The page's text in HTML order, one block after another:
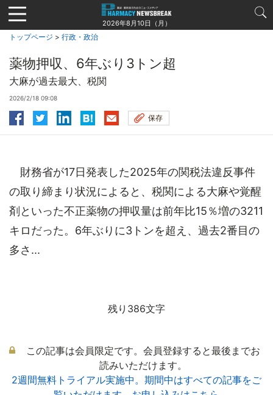
Jump
to
navigation
2026年8月10日（月）
トップページ > 行政・政治
薬物押収、6年ぶり3トン超
大麻が過去最大、税関
2026/2/18 09:08
保存
財務省が17日発表した2025年の関税法違反事件
の取り締まり状況によると、税関による大麻や覚醒
剤といった不正薬物の押収量は前年比15％増の3211
キロだった。6年ぶりに3トンを超え、過去2番目の
多さ...
残り386文字
この記事は会員限定です。会員登録すると最後までお
読みいただけます。
2週間無料トライアル実施中。期間中はすべての記事をご